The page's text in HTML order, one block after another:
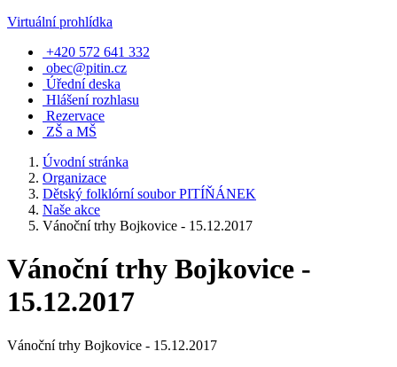
Virtuální prohlídka
+420 572 641 332
obec@pitin.cz
Úřední deska
Hlášení rozhlasu
Rezervace
ZŠ a MŠ
Úvodní stránka
Organizace
Dětský folklórní soubor PITÍŇÁNEK
Naše akce
Vánoční trhy Bojkovice - 15.12.2017
Vánoční trhy Bojkovice -
15.12.2017
Vánoční trhy Bojkovice - 15.12.2017